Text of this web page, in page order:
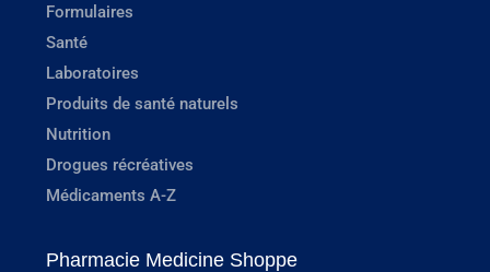
Formulaires
Santé
Laboratoires
Produits de santé naturels
Nutrition
Drogues récréatives
Médicaments A-Z
Pharmacie Medicine Shoppe